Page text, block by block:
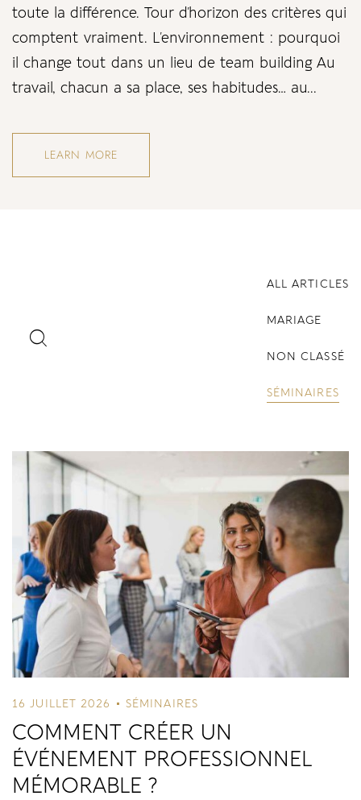
toute la différence. Tour d’horizon des critères qui
comptent vraiment. L’environnement : pourquoi
il change tout dans un lieu de team building Au
travail, chacun a sa place, ses habitudes… au...
LEARN MORE
ALL ARTICLES
MARIAGE
NON CLASSÉ
SÉMINAIRES
16 JUILLET 2026 SÉMINAIRES
COMMENT CRÉER UN
ÉVÉNEMENT PROFESSIONNEL
MÉMORABLE ?
Password *
Lost Password?
Remember Me
Don’t have an account?